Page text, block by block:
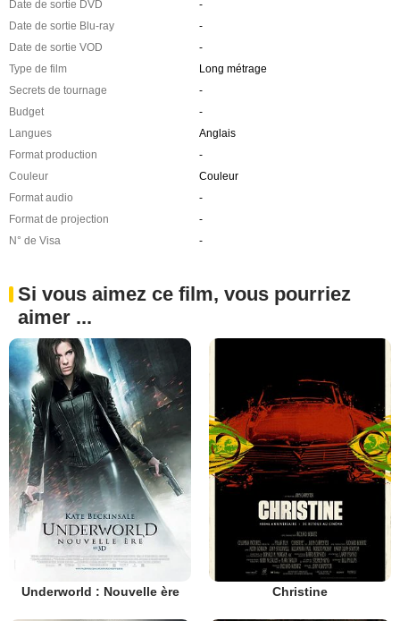
Date de sortie DVD
-
Date de sortie Blu-ray
-
Date de sortie VOD
-
Type de film
Long métrage
Secrets de tournage
-
Budget
-
Langues
Anglais
Format production
-
Couleur
Couleur
Format audio
-
Format de projection
-
N° de Visa
-
Si vous aimez ce film, vous pourriez
aimer ...
Underworld : Nouvelle ère Christine